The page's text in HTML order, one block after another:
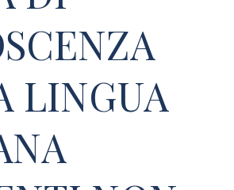
LINGUA